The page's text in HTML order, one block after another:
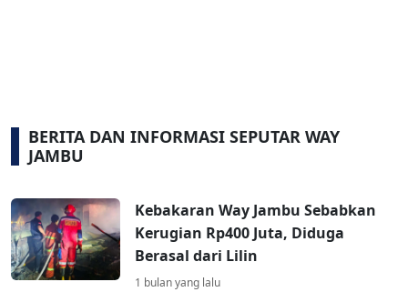
BERITA DAN INFORMASI SEPUTAR WAY
JAMBU
Kebakaran Way Jambu Sebabkan
Kerugian Rp400 Juta, Diduga
Berasal dari Lilin
1 bulan yang lalu